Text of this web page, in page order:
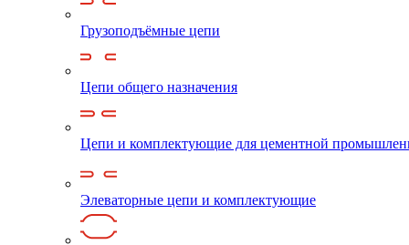
Грузоподъёмные цепи
Цепи общего назначения
Цепи и комплектующие для цементной
Элеваторные цепи и комплектующие